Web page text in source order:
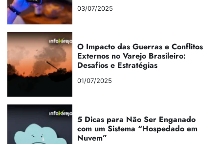
03/07/2025
O Impacto das Guerras e Conflitos
Externos no Varejo Brasileiro:
Desafios e Estratégias
01/07/2025
5 Dicas para Não Ser Enganado
com um Sistema “Hospedado em
Nuvem”